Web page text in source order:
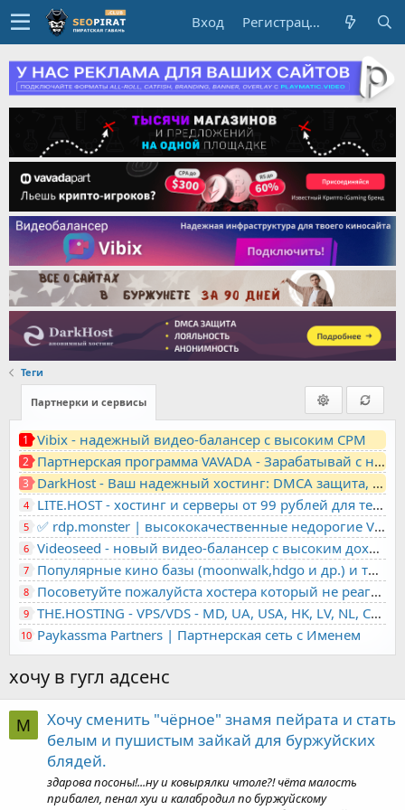
Вход Регистрация
Теги
Партнерки и сервисы
1 Vibix - надежный видео-балансер с высоким CPM
2 Партнерская программа VAVADA - Зарабатывай с нами!
3 DarkHost - Ваш надежный хостинг: DMCA защита, лояльность, анонимность
4 LITE.HOST - хостинг и серверы от 99 рублей для тех, кто любит не переплачивать. Доступ по SSH, поддержка PHP, GIT, COMPOSER, сертификаты Let's Encrypt
5 ✅ rdp.monster | высококачественные недорогие VPS, RDP - выделенные серверы
6 Videoseed - новый видео-балансер с высоким доходом
7 Популярные кино базы (moonwalk,hdgo и др.) и торренты в одном плеере для вашего сайта
8 Посоветуйте пожалуйста хостера который не реагирует на ркн
9 THE.HOSTING - VPS/VDS - MD, UA, USA, HK, LV, NL, CA, DE, SK, CZE, GB, IL, TR, PL, BG, RO, IT, FL, HU, PT.
10 Paykassma Partners | Партнерская сеть с Именем
хочу в гугл адсенс
M
Хочу сменить "чёрное" знамя пейрата и стать
белым и пушистым зайкай для буржуйских
блядей.
здарова посоны!...ну и ковырялки чтоле?! чёта малость
прибалел, пенал хуи и калабродил по буржуйскому